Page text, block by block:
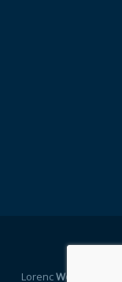
LorencWebdesign